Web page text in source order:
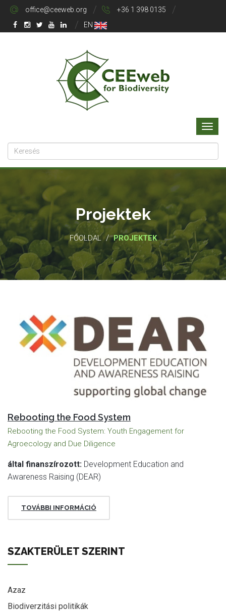
office@ceeweb.org
+36 1 398 0135
EN
Projektek
FŐOLDAL / PROJEKTEK
Rebooting the Food System
Rebooting the Food System: Youth Engagement for
Agroecology and Due Diligence
által finanszírozott: Development Education and
Awareness Raising (DEAR)
TOVÁBBI INFORMÁCIÓ
SZAKTERÜLET SZERINT
Azaz
Biodiverzitási politikák